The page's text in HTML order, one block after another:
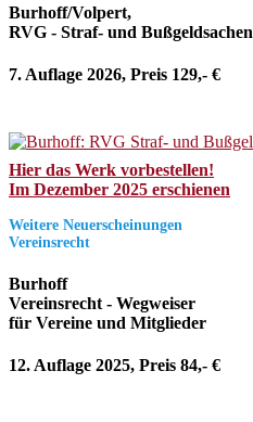
Burhoff/Volpert,
RVG - Straf- und Bußgeldsachen
7. Auflage 2026, Preis 129,- €
Hier das Werk vorbestellen!
Im Dezember 2025 erschienen
Weitere Neuerscheinungen
Vereinsrecht
Burhoff
Vereinsrecht - Wegweiser
für Vereine und Mitglieder
12. Auflage 2025, Preis 84,- €